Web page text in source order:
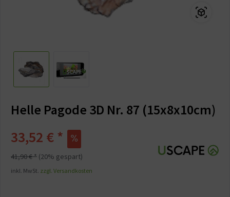
Helle Pagode 3D Nr. 87 (15x8x10cm)
33,52 € *
41,90 € * (20% gespart)
inkl. MwSt. zzgl. Versandkosten